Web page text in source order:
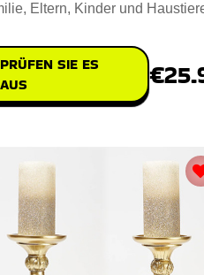
Eltern, Kinder und
PRÜFEN SIE ES
AUS